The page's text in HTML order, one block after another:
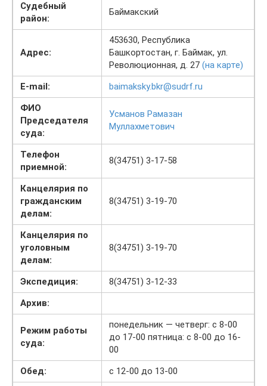
Судебный
район:
Баймакский
Адрес:
453630, Республика
Башкортостан, г. Баймак, ул.
Революционная, д. 27 (на карте)
E-mail:
baimaksky.bkr@sudrf.ru
ФИО
Председателя
суда:
Усманов Рамазан
Муллахметович
Телефон
приемной:
8(34751) 3-17-58
Канцелярия по
гражданским
делам:
8(34751) 3-19-70
Канцелярия по
уголовным
делам:
8(34751) 3-19-70
Экспедиция:
8(34751) 3-12-33
Архив:
Режим работы
суда:
понедельник — четверг: с 8-00
до 17-00 пятница: с 8-00 до 16-
00
Обед:
с 12-00 до 13-00